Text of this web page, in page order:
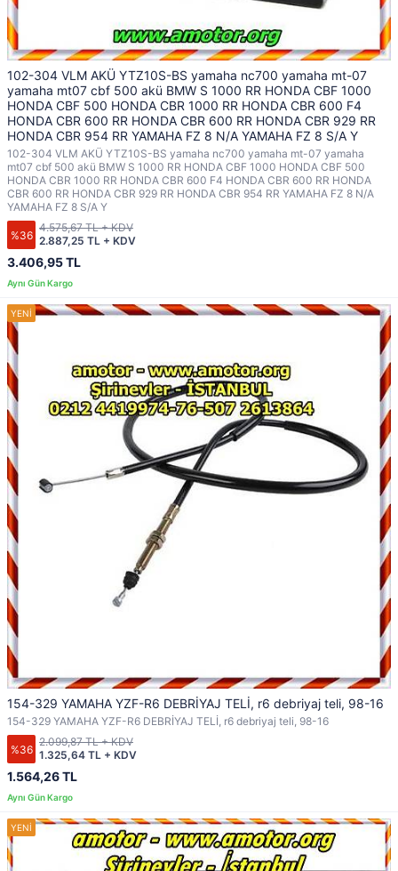
102-304 VLM AKÜ YTZ10S-BS yamaha nc700 yamaha mt-07
yamaha mt07 cbf 500 akü BMW S 1000 RR HONDA CBF 1000
HONDA CBF 500 HONDA CBR 1000 RR HONDA CBR 600 F4
HONDA CBR 600 RR HONDA CBR 600 RR HONDA CBR 929 RR
HONDA CBR 954 RR YAMAHA FZ 8 N/A YAMAHA FZ 8 S/A Y
102-304 VLM AKÜ YTZ10S-BS yamaha nc700 yamaha mt-07 yamaha
mt07 cbf 500 akü BMW S 1000 RR HONDA CBF 1000 HONDA CBF 500
HONDA CBR 1000 RR HONDA CBR 600 F4 HONDA CBR 600 RR HONDA
CBR 600 RR HONDA CBR 929 RR HONDA CBR 954 RR YAMAHA FZ 8 N/A
YAMAHA FZ 8 S/A Y
%36
3.406,95 TL
2.887,25 TL + KDV
4.575,67 TL + KDV
154-329 YAMAHA YZF-R6 DEBRİYAJ TELİ, r6 debriyaj teli, 98-16
154-329 YAMAHA YZF-R6 DEBRİYAJ TELİ, r6 debriyaj teli, 98-16
%36
1.564,26 TL
1.325,64 TL + KDV
2.099,87 TL + KDV